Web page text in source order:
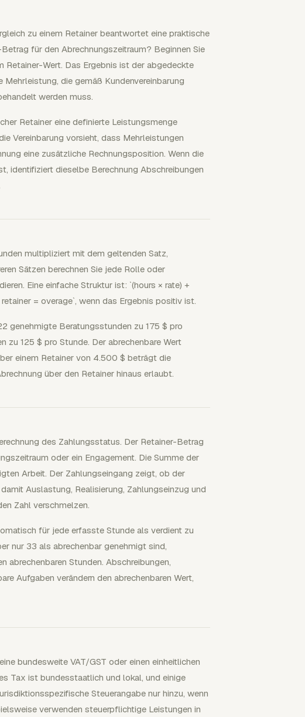
zu einem Retainer beantwortet eine praktische
für den Abrechnungszeitraum? Beginnen Sie
Retainer-Wert. Das Ergebnis ist der abgedeckte
die gemäß Kundenvereinbarung
werden muss.
Retainer eine definierte Leistungsmenge
Vereinbarung vorsieht, dass Mehrleistungen
eine zusätzliche Rechnungsposition. Wenn die
identifiziert dieselbe Berechnung Abschreibungen
multipliziert mit dem geltenden Satz,
Sätzen berechnen Sie jede Rolle oder
Eine einfache Struktur ist: `(hours × rate) +
= overage`, wenn das Ergebnis positiv ist.
genehmigte Beratungsstunden zu 175 $ pro
zu 125 $ pro Stunde. Der abrechenbare Wert
einem Retainer von 4.500 $ beträgt die
über den Retainer hinaus erlaubt.
des Zahlungsstatus. Der Retainer-Betrag
oder ein Engagement. Die Summe der
Arbeit. Der Zahlungseingang zeigt, ob der
Auslastung, Realisierung, Zahlungseinzug und
Zahl verschmelzen.
für jede erfasste Stunde als verdient zu
nur 33 als abrechenbar genehmigt sind,
abrechenbaren Stunden. Abschreibungen,
Aufgaben verändern den abrechenbaren Wert,
bundesweite VAT/GST oder einen einheitlichen
Tax ist bundesstaatlich und lokal, und einige
Steuerangabe nur hinzu, wenn
verwenden steuerpflichtige Leistungen in